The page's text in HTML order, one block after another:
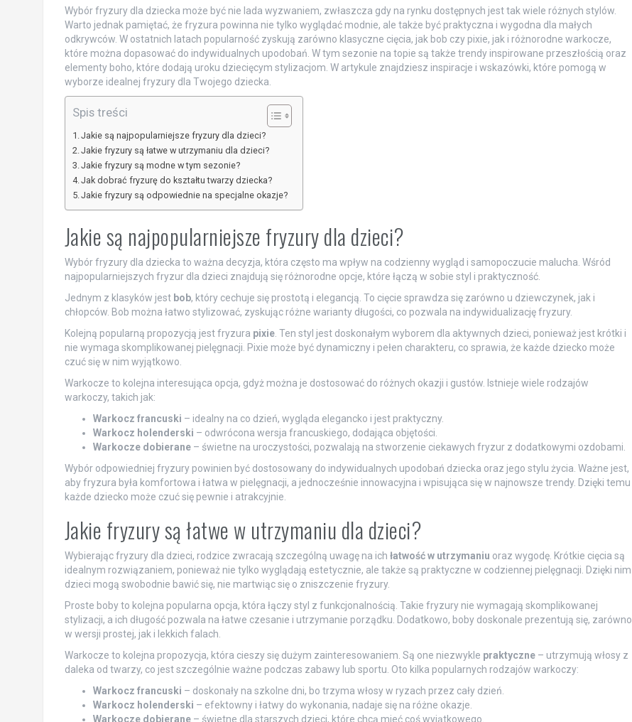
Wybór fryzury dla dziecka może być nie lada wyzwaniem, zwłaszcza gdy na rynku dostępnych jest tak wiele różnych stylów.
Warto jednak pamiętać, że fryzura powinna nie tylko wyglądać modnie, ale także być praktyczna i wygodna dla małych
odkrywców. W ostatnich latach popularność zyskują zarówno klasyczne cięcia, jak bob czy pixie, jak i różnorodne warkocze,
które można dopasować do indywidualnych upodobań. W tym sezonie na topie są także trendy inspirowane przeszłością oraz
elementy boho, które dodają uroku dziecięcym stylizacjom. W artykule znajdziesz inspiracje i wskazówki, które pomogą w
wyborze idealnej fryzury dla Twojego dziecka.
Spis treści
Jakie są najpopularniejsze fryzury dla dzieci?
Jakie fryzury są łatwe w utrzymaniu dla dzieci?
Jakie fryzury są modne w tym sezonie?
Jak dobrać fryzurę do kształtu twarzy dziecka?
Jakie fryzury są odpowiednie na specjalne okazje?
Jakie są najpopularniejsze fryzury dla dzieci?
Wybór fryzury dla dziecka to ważna decyzja, która często ma wpływ na codzienny wygląd i samopoczucie malucha. Wśród
najpopularniejszych fryzur dla dzieci znajdują się różnorodne opcje, które łączą w sobie styl i praktyczność.
Jednym z klasyków jest bob, który cechuje się prostotą i elegancją. To cięcie sprawdza się zarówno u dziewczynek, jak i
chłopców. Bob można łatwo stylizować, zyskując różne warianty długości, co pozwala na indywidualizację fryzury.
Kolejną popularną propozycją jest fryzura pixie. Ten styl jest doskonałym wyborem dla aktywnych dzieci, ponieważ jest krótki i
nie wymaga skomplikowanej pielęgnacji. Pixie może być dynamiczny i pełen charakteru, co sprawia, że każde dziecko może
czuć się w nim wyjątkowo.
Warkocze to kolejna interesująca opcja, gdyż można je dostosować do różnych okazji i gustów. Istnieje wiele rodzajów
warkoczy, takich jak:
Warkocz francuski – idealny na co dzień, wygląda elegancko i jest praktyczny.
Warkocz holenderski – odwrócona wersja francuskiego, dodająca objętości.
Warkocze dobierane– świetne na uroczystości, pozwalają na stworzenie ciekawych fryzur z dodatkowymi ozdobami.
Wybór odpowiedniej fryzury powinien być dostosowany do indywidualnych upodobań dziecka oraz jego stylu życia. Ważne jest,
aby fryzura była komfortowa i łatwa w pielęgnacji, a jednocześnie innowacyjna i wpisująca się w najnowsze trendy. Dzięki temu
każde dziecko może czuć się pewnie i atrakcyjnie.
Jakie fryzury są łatwe w utrzymaniu dla dzieci?
Wybierając fryzury dla dzieci, rodzice zwracają szczególną uwagę na ich łatwość w utrzymaniu oraz wygodę. Krótkie cięcia są
idealnym rozwiązaniem, ponieważ nie tylko wyglądają estetycznie, ale także są praktyczne w codziennej pielęgnacji. Dzięki nim
dzieci mogą swobodnie bawić się, nie martwiąc się o zniszczenie fryzury.
Proste boby to kolejna popularna opcja, która łączy styl z funkcjonalnością. Takie fryzury nie wymagają skomplikowanej
stylizacji, a ich długość pozwala na łatwe czesanie i utrzymanie porządku. Dodatkowo, boby doskonale prezentują się, zarówno
w wersji prostej, jak i lekkich falach.
Warkocze to kolejna propozycja, która cieszy się dużym zainteresowaniem. Są one niezwykle praktyczne– utrzymują włosy z
daleka od twarzy, co jest szczególnie ważne podczas zabawy lub sportu. Oto kilka popularnych rodzajów warkoczy:
Warkocz francuski – doskonały na szkolne dni, bo trzyma włosy w ryzach przez cały dzień.
Warkocz holenderski – efektowny i łatwy do wykonania, nadaje się na różne okazje.
Warkocze dobierane– świetne dla starszych dzieci, które chcą mieć coś wyjątkowego.